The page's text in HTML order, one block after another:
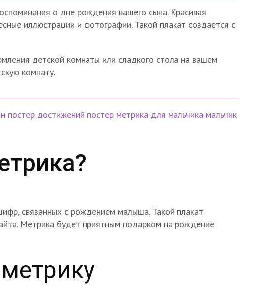
о дне рождения вашего сына. Красивая
иллюстрации и фотографии. Такой плакат создаётся с
детской комнаты или сладкого стола на вашем
комнату.
постер достижений постер метрика для мальчика мальчик
связанных с рождением малыша. Такой плакат
Метрика будет приятным подарком на рождение